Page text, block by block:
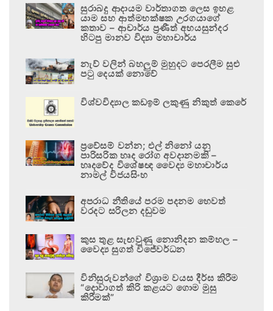
සුරාබදු ආදායම වාර්තාගත ලෙස ඉහළ
යාම සහ ආත්මභක්ෂක උරගයාගේ
කතාව – ආචාර්ය ප්‍රණීත් අභයසුන්දර
හිටපු මානව විද්‍යා මහාචාර්ය
නැව් වලින් බහලුම් මුහුදට පෙරලීම සුළු
පටු දෙයක් නොවේ
විශ්වවිද්‍යාල කඩඉම් ලකුණු නිකුත් කෙරේ
ප්‍රවේසම් වන්න; එල් නිනෝ යනු
පාරිසරික හෘද රෝග අවදානමකි –
හෘදවේද විශේෂඥ වෛද්‍ය මහාචාර්ය
නාමල් විජයසිංහ
අපරාධ නීතියේ පරම පදනම හෙවත්
වරදට සරිලන දඬුවම
කුස තුළ සැඟවුණු නොනිදන කම්හල –
වෛද්‍ය සුගත් විජේවර්ධන
විනිසුරුවන්ගේ විශ්‍රාම වයස දීර්ඝ කිරීම
“දොවාගත් කිරි කළයට ගොම මුසු
කිරීමක්”